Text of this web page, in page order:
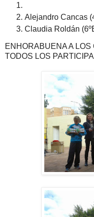
Alejandro Cancas
Claudia Roldán
ENHORABUENA A
TODOS LOS